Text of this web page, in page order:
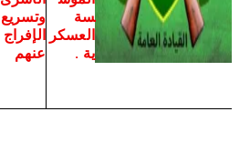
سة
العسكر
ية .
وتسريع
الإفراج
عنهم